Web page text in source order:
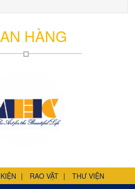
HÀNG
RAO VẶT THƯ VIỆN